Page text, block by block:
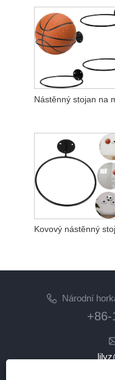
Národní
+86-